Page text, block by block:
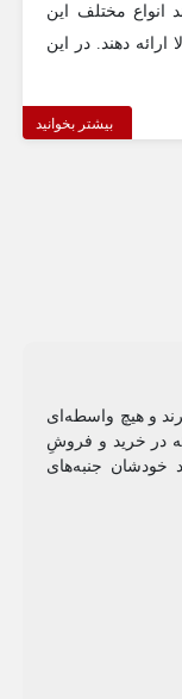
انواع مختلف این
دهند. در این
بیشتر بخوانید
و هیچ واسطه‌ای
در خرید و فروشِ
خودشان جنبه‌های